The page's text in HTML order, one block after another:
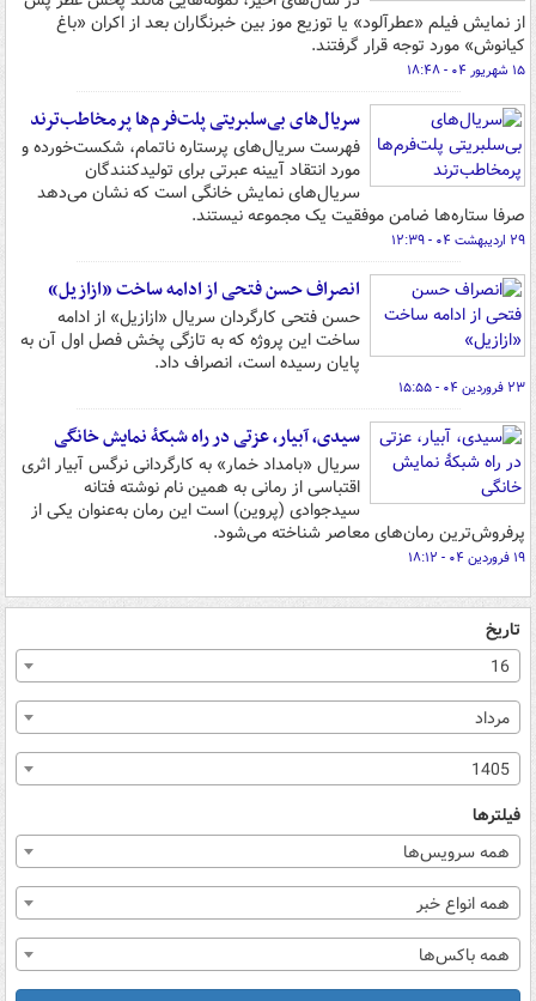
از نمایش فیلم «عطرآلود» یا توزیع موز بین خبرنگاران بعد از اکران «باغ
کیانوش» مورد توجه قرار گرفتند.
۱۵ شهریور ۰۴ - ۱۸:۴۸
سریال‌های بی‌سلبریتی‌ پلت‌فرم‌ها پرمخاطب‌ترند
فهرست سریال‌های پرستاره ناتمام، شکست‌خورده و
مورد انتقاد آیینه عبرتی برای تولیدکنندگان
سریال‌های نمایش خانگی است که نشان می‌دهد
صرفا ستاره‌ها ضامن موفقیت یک مجموعه نیستند.
۲۹ اردیبهشت ۰۴ - ۱۲:۳۹
انصراف حسن فتحی از ادامه ساخت «ازازیل»
حسن فتحی کارگردان سریال «ازازیل» از ادامه
ساخت این پروژه که به تازگی پخش فصل اول آن به
پایان رسیده است، انصراف داد.
۲۳ فروردین ۰۴ - ۱۵:۵۵
سیدی، آبیار، عزتی در راه شبکهٔ نمایش خانگی
سریال «بامداد خمار» به کارگردانی نرگس آبیار اثری
اقتباسی از رمانی به همین نام نوشته فتانه
سیدجوادی (پروین) است این رمان به‌عنوان یکی از
پرفروش‌ترین رمان‌های معاصر شناخته می‌شود.
۱۹ فروردین ۰۴ - ۱۸:۱۲
تاریخ
16
مرداد
1405
فیلترها
همه سرویس‌ها
همه انواع خبر
همه باکس‌ها